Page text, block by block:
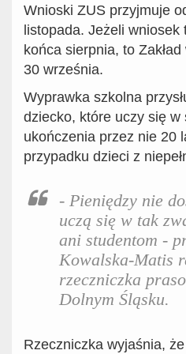
Wnioski ZUS przyjmuje
listopada. Jeżeli wniosek
końca sierpnia, to
30 września.
Wyprawka szkolna
dziecko, które uczy się w
ukończenia przez nie 20
przypadku dzieci z
- Pieniędzy nie
uczą się w tak
ani studentom -
Kowalska-Matis
rzeczniczka
Dolnym Śląsku.
Rzeczniczka wyjaśnia,